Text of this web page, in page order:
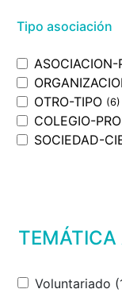
Tipo asociación
ASOCIACION-
OTRO-TIPO (6)
COLEGIO-
SOCIEDAD-
TEMÁTICA